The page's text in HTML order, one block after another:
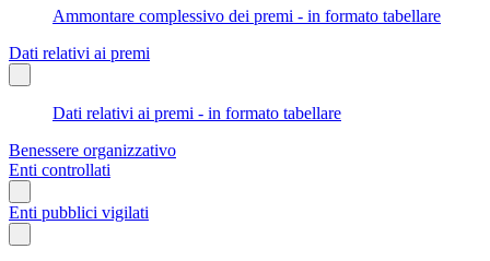
Ammontare complessivo dei premi - in formato tabellare
Dati relativi ai premi
Dati relativi ai premi - in formato tabellare
Benessere organizzativo
Enti controllati
Enti pubblici vigilati